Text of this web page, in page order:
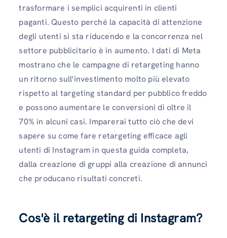
trasformare i semplici acquirenti in clienti
paganti. Questo perché la capacità di attenzione
degli utenti si sta riducendo e la concorrenza nel
settore pubblicitario è in aumento. I dati di Meta
mostrano che le campagne di retargeting hanno
un ritorno sull'investimento molto più elevato
rispetto al targeting standard per pubblico freddo
e possono aumentare le conversioni di oltre il
70% in alcuni casi. Imparerai tutto ciò che devi
sapere su come fare retargeting efficace agli
utenti di Instagram in questa guida completa,
dalla creazione di gruppi alla creazione di annunci
che producano risultati concreti.
Cos'è il retargeting di Instagram?